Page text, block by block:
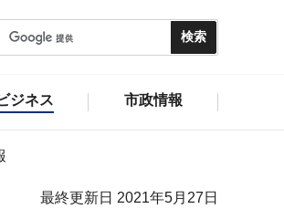
ジネス 市政情報
最終更新日 2021年5月27日